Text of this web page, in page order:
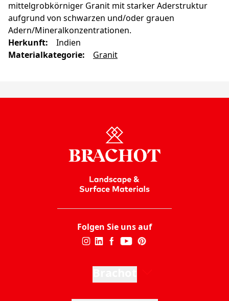
mittelgrobkörniger Granit mit starker Aderstruktur
aufgrund von schwarzen und/oder grauen
Adern/Mineralkonzentrationen.
Herkunft:
Indien
Materialkategorie: Granit
Folgen Sie uns auf